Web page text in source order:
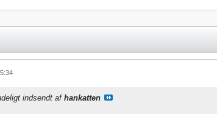
indsendt afhankatten